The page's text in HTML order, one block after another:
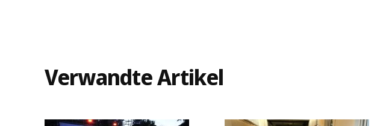
Verwandte Artikel